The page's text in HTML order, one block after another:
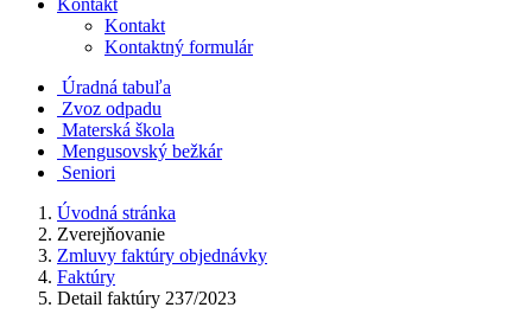
Kontakt
Kontakt
Kontaktný formulár
Úradná tabuľa
Zvoz odpadu
Materská škola
Mengusovský bežkár
Seniori
Úvodná stránka
Zverejňovanie
Zmluvy faktúry objednávky
Faktúry
Detail faktúry 237/2023